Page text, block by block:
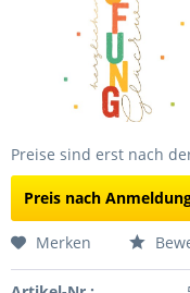
Preise sind erst nach
Preis nach
Merken